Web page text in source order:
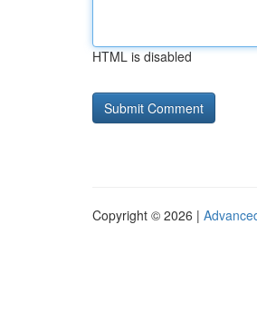
HTML is disabled
Copyright © 2026 |